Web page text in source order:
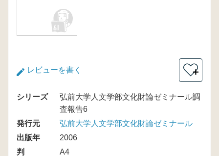
レビューを書く ＋
シリーズ
弘前大学人文学部文化財論ゼミナール調
査報告6
発行元
弘前大学人文学部文化財論ゼミナール
出版年
2006
判
A4